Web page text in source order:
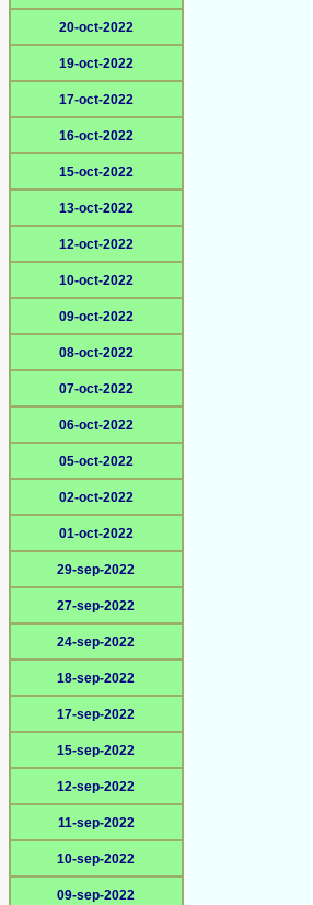
20-oct-2022
19-oct-2022
17-oct-2022
16-oct-2022
15-oct-2022
13-oct-2022
12-oct-2022
10-oct-2022
09-oct-2022
08-oct-2022
07-oct-2022
06-oct-2022
05-oct-2022
02-oct-2022
01-oct-2022
29-sep-2022
27-sep-2022
24-sep-2022
18-sep-2022
17-sep-2022
15-sep-2022
12-sep-2022
11-sep-2022
10-sep-2022
09-sep-2022